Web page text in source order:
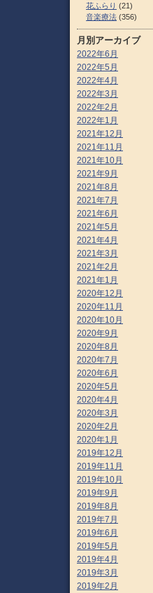
花ふらり (21)
音楽療法 (356)
月別アーカイブ
2022年6月
2022年5月
2022年4月
2022年3月
2022年2月
2022年1月
2021年12月
2021年11月
2021年10月
2021年9月
2021年8月
2021年7月
2021年6月
2021年5月
2021年4月
2021年3月
2021年2月
2021年1月
2020年12月
2020年11月
2020年10月
2020年9月
2020年8月
2020年7月
2020年6月
2020年5月
2020年4月
2020年3月
2020年2月
2020年1月
2019年12月
2019年11月
2019年10月
2019年9月
2019年8月
2019年7月
2019年6月
2019年5月
2019年4月
2019年3月
2019年2月